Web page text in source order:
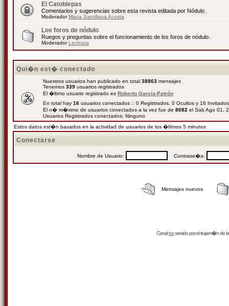
El Catoblepas
Comentarios y sugerencias sobre esta revista editada por Nódulo.
ModeradorMaría Santillana Acosta
Los foros de nódulo
Ruegos y preguntas sobre el funcionamiento de los foros de nódulo.
ModeradorLechuza
Qui�n est� conectado
Nuestros usuarios han publicado en total 38863 mensajes
Tenemos 339 usuarios registrados
El �ltimo usuario registrado es Roberto García-Patrón
En total hay 16 usuarios conectados :: 0 Registrados, 0 Ocultos y 16
El n� m�ximo de usuarios conectados a la vez fue de 8082 el Sab Ago 01,
Usuarios Registrados conectados: Ninguno
Estos datos est�n basados en la actividad de usuarios de los �ltimos 5 minutos
Conectarse
Nombre de Usuario: Contrase�a:
Mensajes nuevos
Canalrssservido por eltrujam�nde